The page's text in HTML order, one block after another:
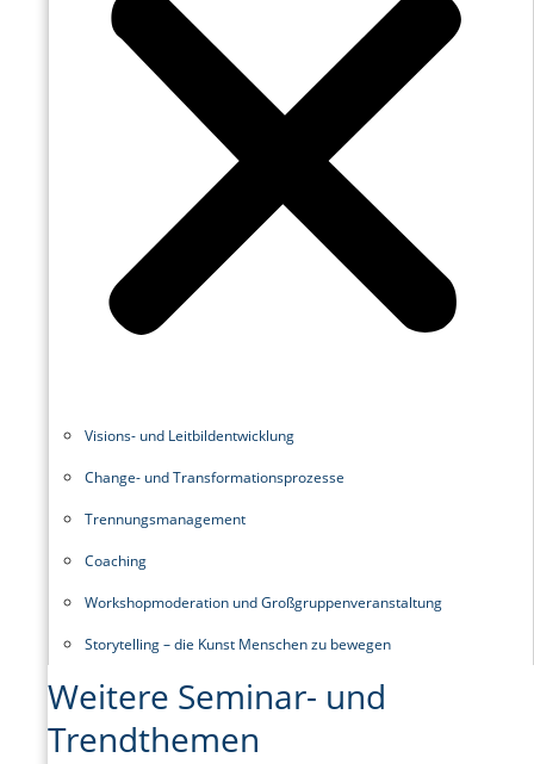
Visions- und Leitbildentwicklung
Change- und Transformationsprozesse
Trennungsmanagement
Coaching
Workshopmoderation und Großgruppenveranstaltung
Storytelling – die Kunst Menschen zu bewegen
Weitere Seminar- und
Trendthemen